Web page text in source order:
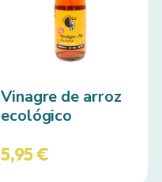
Vinagre de arroz
ecológico
5,95€